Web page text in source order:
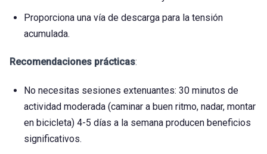
Proporciona una vía de descarga para la tensión
acumulada.
Recomendaciones prácticas:
No necesitas sesiones extenuantes: 30 minutos de
actividad moderada (caminar a buen ritmo, nadar, montar
en bicicleta) 4-5 días a la semana producen beneficios
significativos.